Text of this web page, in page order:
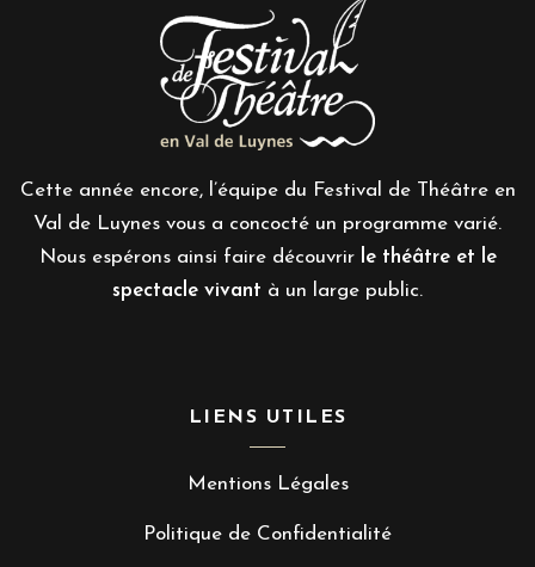
Cette année encore, l’équipe du Festival de Théâtre en
Val de Luynes vous a concocté un programme varié.
Nous espérons ainsi faire découvrir le théâtre et le
spectacle vivant à un large public.
LIENS UTILES
Mentions Légales
Politique de Confidentialité